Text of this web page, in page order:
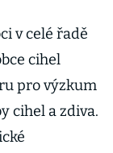
v celé řadě
cihel
pro výzkum
cihel a zdiva.